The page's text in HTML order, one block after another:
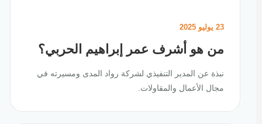
23 يوليو 2025
من هو أشرف عمر إبراهيم الحربي؟
نبذة عن المدير التنفيذي لشركة رواد المدى ومسيرته في
مجال الأعمال والمقاولات.